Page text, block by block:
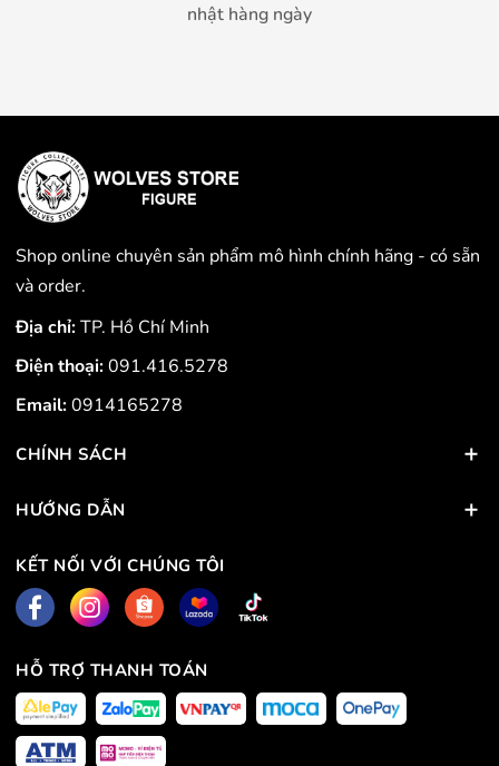
nhật hàng ngày
Shop online chuyên sản phẩm mô hình chính hãng - có sẵn
và order.
Địa chỉ:TP. Hồ Chí Minh
Điện thoại:091.416.5278
Email:0914165278
CHÍNH SÁCH
HƯỚNG DẪN
KẾT NỐI VỚI CHÚNG TÔI
HỖ TRỢ THANH TOÁN